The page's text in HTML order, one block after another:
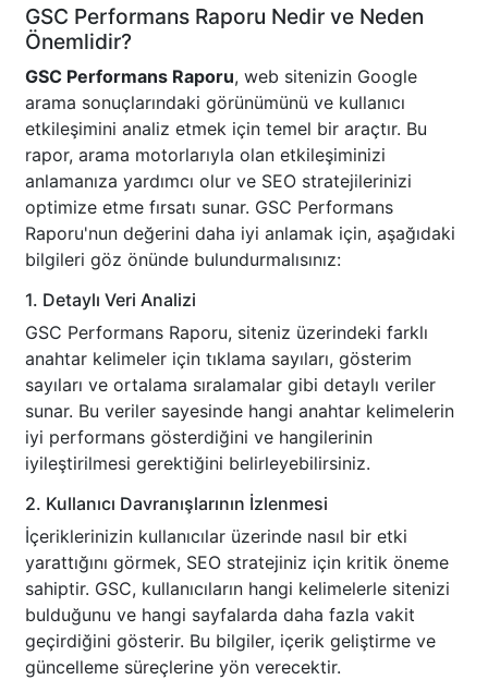
GSC Performans Raporu Nedir ve Neden
Önemlidir?
GSC Performans Raporu, web sitenizin Google
arama sonuçlarındaki görünümünü ve kullanıcı
etkileşimini analiz etmek için temel bir araçtır. Bu
rapor, arama motorlarıyla olan etkileşiminizi
anlamanıza yardımcı olur ve SEO stratejilerinizi
optimize etme fırsatı sunar. GSC Performans
Raporu'nun değerini daha iyi anlamak için, aşağıdaki
bilgileri göz önünde bulundurmalısınız:
1. Detaylı Veri Analizi
GSC Performans Raporu, siteniz üzerindeki farklı
anahtar kelimeler için tıklama sayıları, gösterim
sayıları ve ortalama sıralamalar gibi detaylı veriler
sunar. Bu veriler sayesinde hangi anahtar kelimelerin
iyi performans gösterdiğini ve hangilerinin
iyileştirilmesi gerektiğini belirleyebilirsiniz.
2. Kullanıcı Davranışlarının İzlenmesi
İçeriklerinizin kullanıcılar üzerinde nasıl bir etki
yarattığını görmek, SEO stratejiniz için kritik öneme
sahiptir. GSC, kullanıcıların hangi kelimelerle sitenizi
bulduğunu ve hangi sayfalarda daha fazla vakit
geçirdiğini gösterir. Bu bilgiler, içerik geliştirme ve
güncelleme süreçlerine yön verecektir.